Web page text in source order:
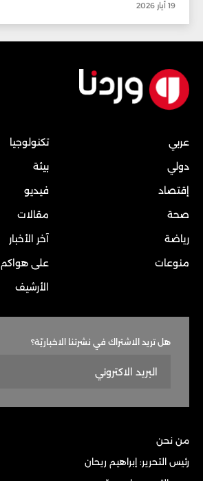
19 أيار 2026
عربي
دولي
إقتصاد
صحة
رياضة
منوعات
تكنولوجيا
بيئة
فيديو
مقالات
آخر الأخبار
على هواكم
الأرشيف
هل تريد الاشتراك في نشرتنا الاخباريّة؟
من نحن
رئيس التحرير: إبراهيم ريحان